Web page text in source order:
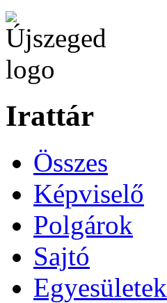
Irattár
Összes
Képviselő
Polgárok
Sajtó
Egyesületek